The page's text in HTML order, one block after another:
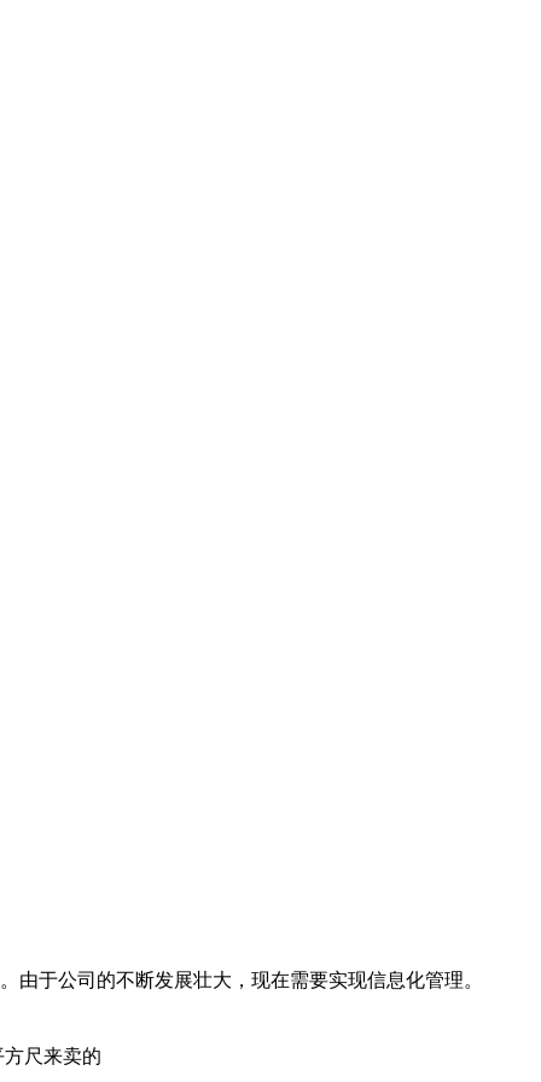
于公司的不断发展壮大，现在需要实现信息化管理。
尺来卖的